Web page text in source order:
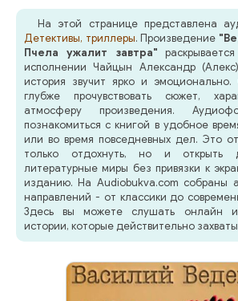
На этой странице представлена
Детективы, триллеры. Произведение
Пчела ужалит завтра"
исполнении Чайцын Александр
история звучит ярко и эмоционально.
глубже прочувствовать сюжет,
атмосферу произведения.
познакомиться с книгой в удобное
или во время повседневных дел. Это
только отдохнуть, но и открыть
литературные миры без привязки к
изданию. На Audiobukva.com собраны
направлений - от классики до
Здесь вы можете слушать онлайн
истории, которые действительно